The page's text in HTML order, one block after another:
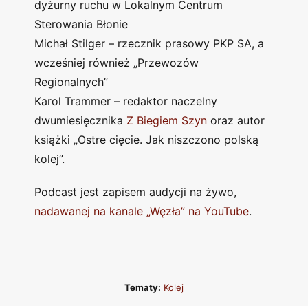
dyżurny ruchu w Lokalnym Centrum
Sterowania Błonie
Michał Stilger – rzecznik prasowy PKP SA, a
wcześniej również „Przewozów
Regionalnych”
Karol Trammer – redaktor naczelny
dwumiesięcznika Z Biegiem Szyn oraz autor
książki „Ostre cięcie. Jak niszczono polską
kolej”.
Podcast jest zapisem audycji na żywo,
nadawanej na kanale „Węzła” na YouTube.
Tematy: Kolej